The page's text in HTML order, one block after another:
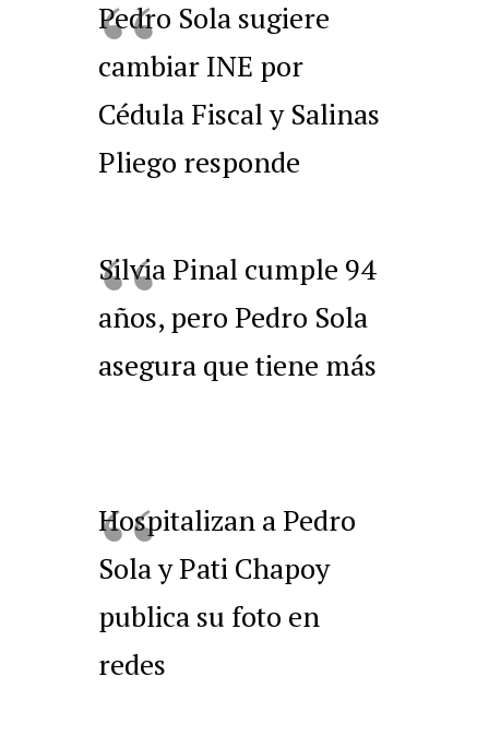
Pedro Sola sugiere
cambiar INE por
Cédula Fiscal y Salinas
Pliego responde
Silvia Pinal cumple 94
años, pero Pedro Sola
asegura que tiene más
Hospitalizan a Pedro
Sola y Pati Chapoy
publica su foto en
redes